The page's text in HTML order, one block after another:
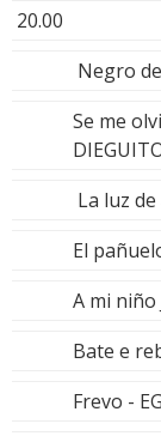
20.00
Negro
Se me
La luz
El
A mi niño
Bate e
Frevo -